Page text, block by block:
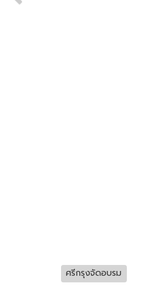
ศรีกรุงจัดอบรม